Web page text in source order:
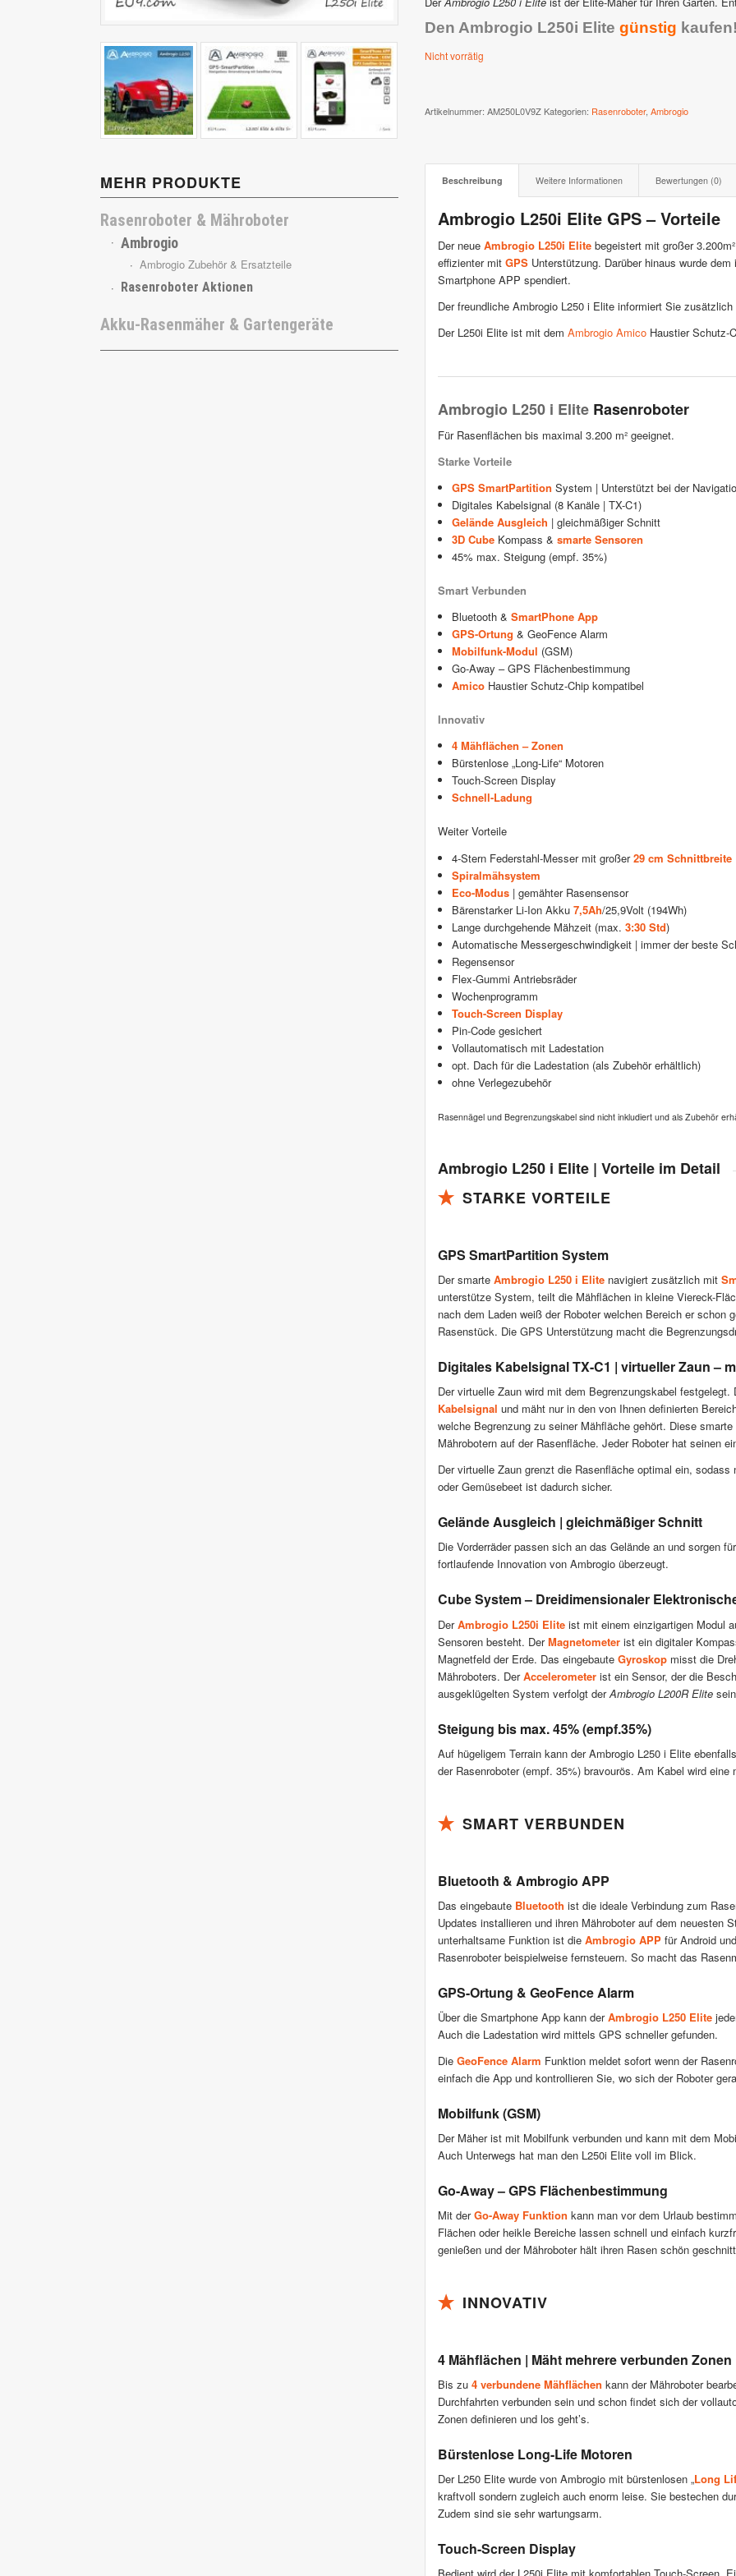
Stiga AutoClip Serie
MEHR PRODUKTE
Rasenroboter & Mähroboter
Ambrogio
Ambrogio Zubehör & Ersatzteile
Rasenroboter Aktionen
Akku-Rasenmäher & Gartengeräte
Den Ambrogio L250i Elite günstig
Nicht vorrätig
Artikelnummer: AM250L0V9Z Kategorien: Rasenroboter, Ambrogio
Beschreibung Weitere Informationen Bewertungen (0)
Ambrogio L250i Elite GPS – Vorteile
Der neue Ambrogio L250i Elite begeistert mit großer
effizienter mit GPS Unterstützung. Darüber hinaus wurde
Smartphone APP spendiert.
Der freundliche Ambrogio L250 i Elite informiert Sie
Der L250i Elite ist mit dem Ambrogio Amico Haustier Schutz-
Ambrogio L250 i Elite Rasenroboter
Für Rasenflächen bis maximal 3.200 m² geeignet.
Starke Vorteile
GPS SmartPartition System | Unterstützt bei der
Digitales Kabelsignal (8 Kanäle | TX-C1)
Gelände Ausgleich | gleichmäßiger Schnitt
3D CubeKompass & smarte Sensoren
45% max. Steigung (empf. 35%)
Smart Verbunden
Bluetooth & SmartPhone App
GPS-Ortung & GeoFence Alarm
Mobilfunk-Modul (GSM)
Go-Away – GPS Flächenbestimmung
AmicoHaustier Schutz-Chip kompatibel
Innovativ
4 Mähflächen – Zonen
Bürstenlose „Long-Life“ Motoren
Touch-Screen Display
Schnell-Ladung
Weiter Vorteile
4-Stern Federstahl-Messer mit großer29 cm Schnittbreite
Spiralmähsystem
Eco-Modus| gemähter Rasensensor
Bärenstarker Li-Ion Akku 7,5Ah/25,9Volt (194Wh)
Lange durchgehende Mähzeit (max. 3:30 Std)
Automatische Messergeschwindigkeit | immer der beste
Regensensor
Flex-Gummi Antriebsräder
Wochenprogramm
Touch-Screen Display
Pin-Code gesichert
Vollautomatisch mit Ladestation
opt. Dach für die Ladestation (als Zubehör erhältlich)
ohne Verlegezubehör
Rasennägel und Begrenzungskabel sind nicht inkludiert und als Zubehör
Ambrogio L250 i Elite | Vorteile im Detail
STARKE VORTEILE
GPS SmartPartition System
Der smarte Ambrogio L250 i Elite navigiert zusätzlich mit
unterstütze System, teilt die Mähflächen in kleine Viereck-
nach dem Laden weiß der Roboter welchen Bereich er schon
Rasenstück. Die GPS Unterstützung macht die
Digitales Kabelsignal TX-C1 | virtueller Zaun –
Der virtuelle Zaun wird mit dem Begrenzungskabel
Kabelsignal und mäht nur in den von Ihnen definierten
welche Begrenzung zu seiner Mähfläche gehört. Diese
Mährobotern auf der Rasenfläche. Jeder Roboter hat seinen
Der virtuelle Zaun grenzt die Rasenfläche optimal ein,
oder Gemüsebeet ist dadurch sicher.
Gelände Ausgleich | gleichmäßiger Schnitt
Die Vorderräder passen sich an das Gelände an und sorgen
fortlaufende Innovation von Ambrogio überzeugt.
Cube System – Dreidimensionaler
DerAmbrogio L250i Elite ist mit einem einzigartigen Modul
Sensoren besteht. DerMagnetometer ist ein digitaler
Magnetfeld der Erde. Das eingebaute Gyroskop misst die
Mähroboters. DerAccelerometer ist ein Sensor, der die
ausgeklügelten System verfolgt derAmbrogio L200R Elite
Steigung bis max. 45% (empf.35%)
Auf hügeligem Terrain kann der Ambrogio L250 i Elite
der Rasenroboter (empf. 35%) bravourös. Am Kabel wird
SMART VERBUNDEN
Bluetooth & Ambrogio APP
Das eingebaute Bluetooth ist die ideale Verbindung zum
Updates installieren und ihren Mähroboter auf dem neuesten
unterhaltsame Funktion ist die Ambrogio APP für Android
Rasenroboter beispielweise fernsteuern. So macht das
GPS-Ortung & GeoFence Alarm
Über die Smartphone App kann derAmbrogio L250 Elite
Auch die Ladestation wird mittels GPS schneller gefunden.
Die GeoFence Alarm Funktion meldet sofort wenn der
einfach die App und kontrollieren Sie, wo sich der Roboter
Mobilfunk (GSM)
Der Mäher ist mit Mobilfunk verbunden und kann mit dem
Auch Unterwegs hat man den L250i Elite voll im Blick.
Go-Away – GPS Flächenbestimmung
Mit derGo-Away Funktion kann man vor dem Urlaub
Flächen oder heikle Bereiche lassen schnell und einfach
genießen und der Mähroboter hält ihren Rasen schön
INNOVATIV
4 Mähflächen | Mäht mehrere verbunden Zonen
Bis zu 4 verbundene Mähflächen kann der Mähroboter
Durchfahrten verbunden sein und schon findet sich der
Zonen definieren und los geht’s.
Bürstenlose Long-Life Motoren
Der L250 Elite wurde von Ambrogio mit bürstenlosen „Long
kraftvoll sondern zugleich auch enorm leise. Sie bestechen
Zudem sind sie sehr wartungsarm.
Touch-Screen Display